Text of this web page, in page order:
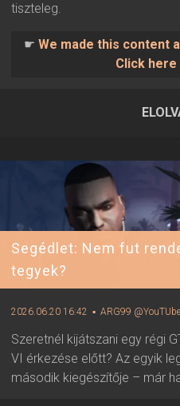
tiszteleg.
☛ We made this content
Click here
2026.06.20 18:55
Segédlet: Nem fut
tegyek?
2026.06.20 16:42 ▪ ARG99 @YouTUbe
Szeretnél kijátszani egy régi
VI érkezése előtt? Az egyik
második kiegészítője – már